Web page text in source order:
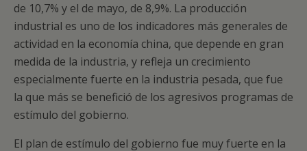
de 10,7% y el de mayo, de 8,9%. La producción
industrial es uno de los indicadores más generales de
actividad en la economía china, que depende en gran
medida de la industria, y refleja un crecimiento
especialmente fuerte en la industria pesada, que fue
la que más se benefició de los agresivos programas de
estímulo del gobierno.
El plan de estímulo del gobierno fue muy fuerte en la